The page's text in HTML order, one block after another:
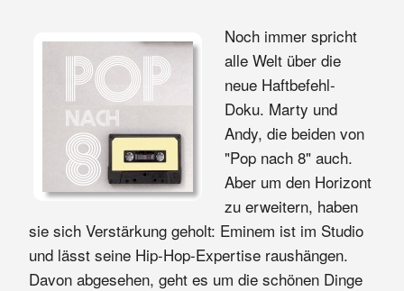
Noch immer spricht
alle Welt über die
neue Haftbefehl-
Doku. Marty und
Andy, die beiden von
"Pop nach 8" auch.
Aber um den Horizont
zu erweitern, haben
sie sich Verstärkung geholt: Eminem ist im Studio
und lässt seine Hip-Hop-Expertise raushängen.
Davon abgesehen, geht es um die schönen Dinge